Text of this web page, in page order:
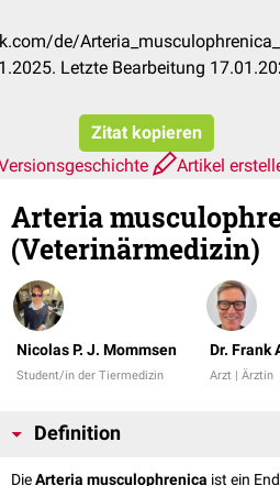
de/
Letzte Bearbeitung
Zitat kopieren
Artikel
Arteria
(Veterinärmedizin)
Nicolas P. J. Mommsen
Student/in der Tiermedizin
Dr. Frank
Arzt | Ärztin
Definition
DieArteria musculophrenica ist ein